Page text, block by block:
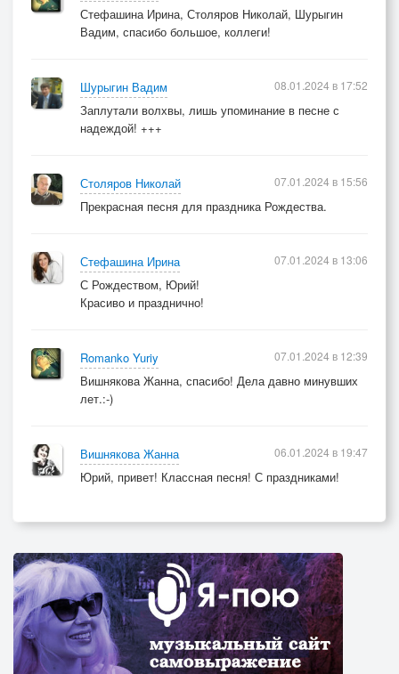
Стефашина Ирина, Столяров Николай, Шурыгин
Вадим, спасибо большое, коллеги!
Шурыгин Вадим
Заплутали волхвы, лишь упоминание в песне с
надеждой! +++
08.01.2024 в 17:52
Столяров Николай
Прекрасная песня для праздника Рождества.
07.01.2024 в 15:56
Стефашина Ирина
С Рождеством, Юрий!
Красиво и празднично!
07.01.2024 в 13:06
Romanko Yuriy
Вишнякова Жанна, спасибо! Дела давно минувших
лет.:-)
07.01.2024 в 12:39
Вишнякова Жанна
Юрий, привет! Классная песня! С праздниками!
06.01.2024 в 19:47